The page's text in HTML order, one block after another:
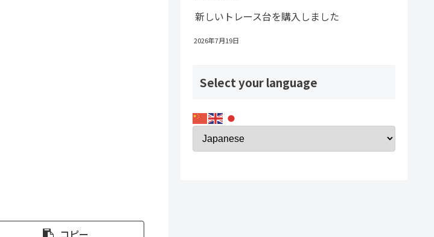
新しいトレース台を購入しました
2026年7月19日
Select your language